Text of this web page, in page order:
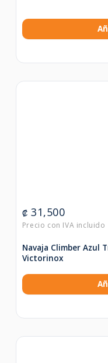
₡ 31,500
Navaja Climber Azul
Victorinox